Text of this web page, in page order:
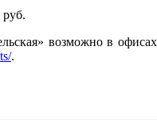
возможно в офисах
.